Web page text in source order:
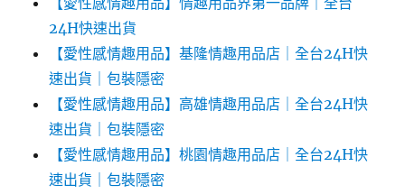
24H快速出貨
【愛性感情趣用品】基隆情趣用品店｜全台24H快
速出貨｜包裝隱密
【愛性感情趣用品】高雄情趣用品店｜全台24H快
速出貨｜包裝隱密
【愛性感情趣用品】桃園情趣用品店｜全台24H快
速出貨｜包裝隱密